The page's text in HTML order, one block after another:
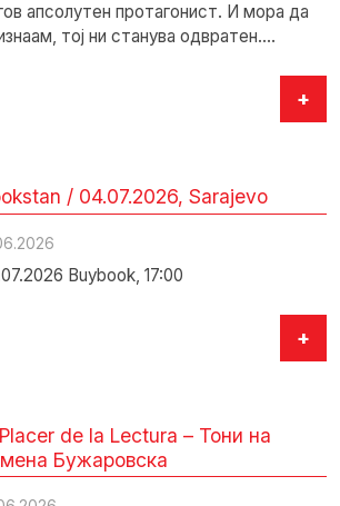
апсолутен протагонист. И мора да
тој ни станува одвратен.…
+
/ 04.07.2026, Sarajevo
Buybook, 17:00
+
de la Lectura – Тони на
Бужаровска